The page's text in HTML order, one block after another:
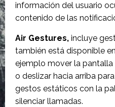
información del usuario
contenido de las
Air Gestures, incluye
también está disponible
ejemplo mover la pantalla
o deslizar hacia arriba
gestos estáticos con la
silenciar llamadas.